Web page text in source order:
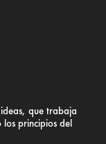
que trabaja
principios del